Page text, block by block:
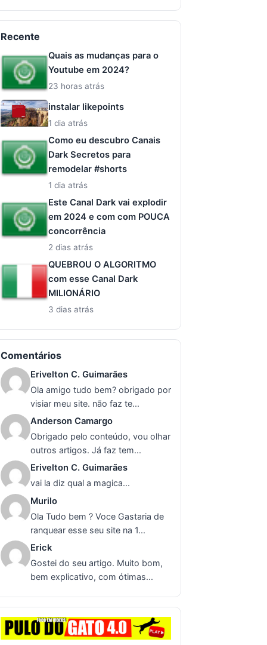
Recente
Quais as mudanças para o
Youtube em 2024?
23 horas atrás
instalar likepoints
1 dia atrás
Como eu descubro Canais
Dark Secretos para
remodelar #shorts
1 dia atrás
Este Canal Dark vai explodir
em 2024 e com com POUCA
concorrência
2 dias atrás
QUEBROU O ALGORITMO
com esse Canal Dark
MILIONÁRIO
3 dias atrás
Comentários
Erivelton C. Guimarães
Ola amigo tudo bem? obrigado por
visiar meu site. não faz te...
Anderson Camargo
Obrigado pelo conteúdo, vou olhar
outros artigos. Já faz tem...
Erivelton C. Guimarães
vai la diz qual a magica...
Murilo
Ola Tudo bem ? Voce Gastaria de
ranquear esse seu site na 1...
Erick
Gostei do seu artigo. Muito bom,
bem explicativo, com ótimas...